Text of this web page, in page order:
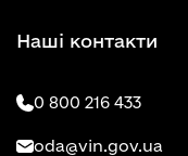
Наші контакти
0 800 216 433
oda@vin.gov.ua